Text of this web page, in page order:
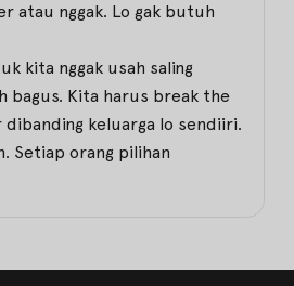
atau nggak. Lo gak butuh
kita nggak usah saling
bagus. Kita harus break the
keluarga lo sendiiri.
Setiap orang pilihan